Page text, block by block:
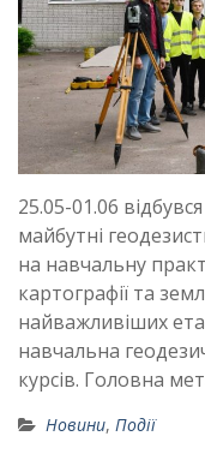
25.05-01.06
майбутні
на навчальну
картографії та
найважливіших
навчальна
курсів. Головна
Новини, Події